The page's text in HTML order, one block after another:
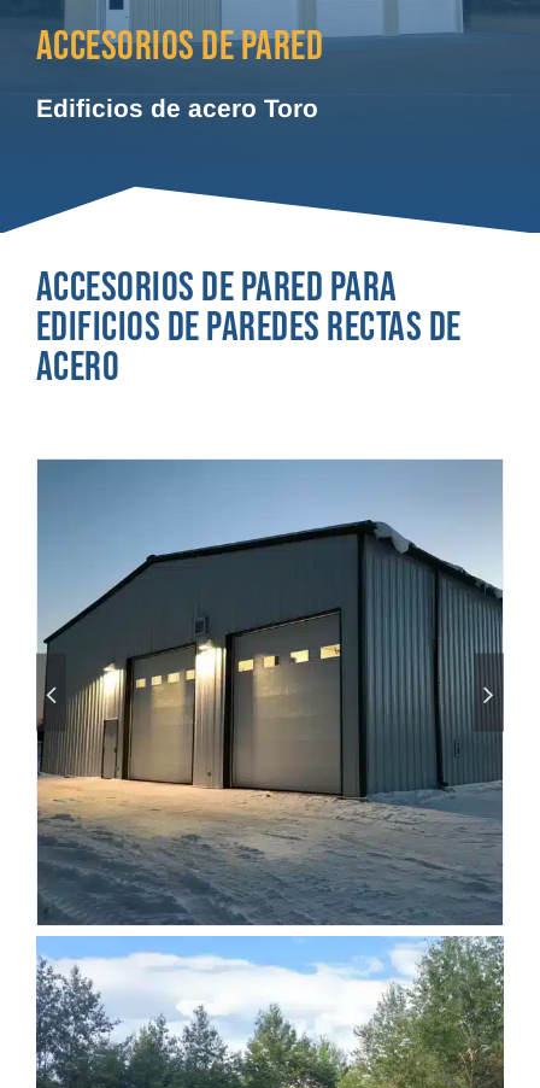
ACCESORIOS DE PARED
Edificios de acero Toro
ACCESORIOS DE PARED PARA
EDIFICIOS DE PAREDES RECTAS DE
ACERO